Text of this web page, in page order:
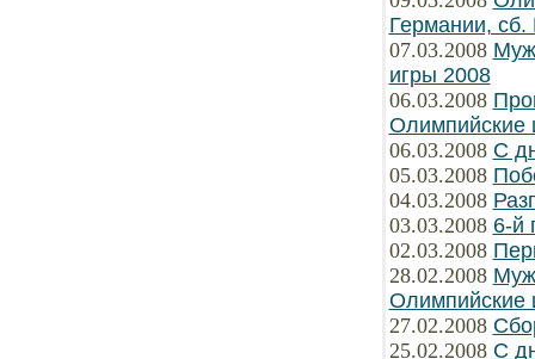
Германии, сб.
07.03.2008
игры 2008
06.03.2008
Олимпийские
06.03.2008 С
05.03.2008
04.03.2008
03.03.2008 6-й
02.03.2008
28.02.2008
Олимпийские
27.02.2008
25.02.2008 С